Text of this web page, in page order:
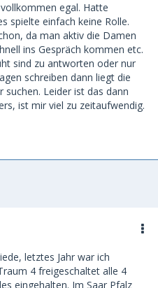
egal. Hatte
spielte einfach keine Rolle.
da man aktiv die Damen
ins Gespräch kommen etc.
sind zu antworten oder nur
schreiben dann liegt die
Leider ist das dann
ist mir viel zu zeitaufwendig.
letztes Jahr war ich
4 freigeschaltet alle 4
eingehalten. Im Saar Pfalz